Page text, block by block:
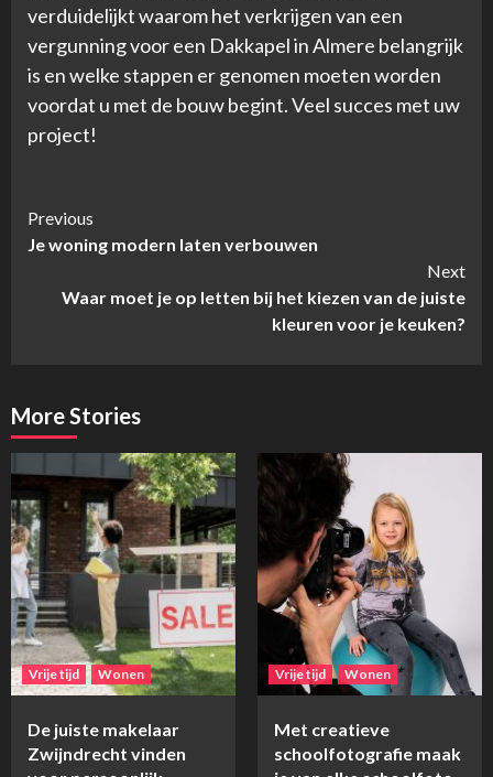
verduidelijkt waarom het verkrijgen van een
vergunning voor een Dakkapel in Almere belangrijk
is en welke stappen er genomen moeten worden
voordat u met de bouw begint. Veel succes met uw
project!
Continue
Reading
Previous
Je woning modern laten verbouwen
Next
Waar moet je op letten bij het kiezen van de juiste
kleuren voor je keuken?
More Stories
Vrije tijd Wonen
De juiste makelaar
Zwijndrecht vinden
Vrije tijd Wonen
Met creatieve
schoolfotografie maak